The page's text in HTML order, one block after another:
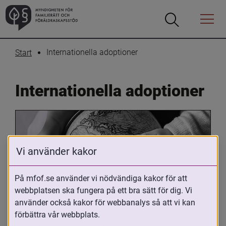
Öppna
Öppna
Menyn
Start Internationella adoptioner
Internationella adoptioner
Oavsett om du är adopterad,
adoptivförälder eller arbetar med
Vi använder kakor
På mfof.se använder vi nödvändiga kakor för att
webbplatsen ska fungera på ett bra sätt för dig. Vi
använder också kakor för webbanalys så att vi kan
förbättra vår webbplats.